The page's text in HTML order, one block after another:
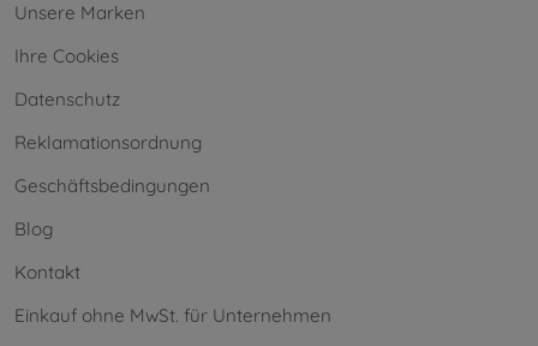
Unsere Marken
Ihre Cookies
Datenschutz
Reklamationsordnung
Geschäftsbedingungen
Blog
Kontakt
Einkauf ohne MwSt. für Unternehmen